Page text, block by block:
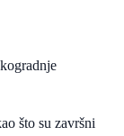
što su završni